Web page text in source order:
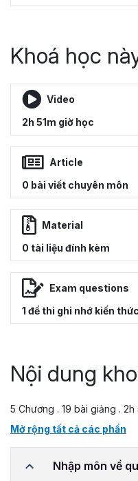
Khoá học
Video
2h 51m giờ học
Article
0 bài viết chuyên môn
Material
0 tài liệu đính kèm
Exam questions
1 đề thi ghi nhớ kiến thức
Nội dung
5 Chương . 19 bài giảng . 2h
Mở rộng tất cả các phần
Nhập môn về